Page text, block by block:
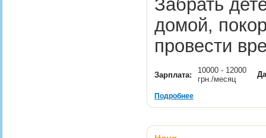
Забрать
домой,
провести
Зарплата:
10000 - 12000
грн./месяц
Подробнее